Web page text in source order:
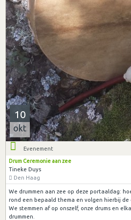
10
okt
Evenement
Drum Ceremonie aan zee
Tineke Duys
Den Haag
We drummen aan zee op deze portaaldag:
rond een bepaald thema en volgen hierbij de
We stemmen af op onszelf, onze drums en
drummen.